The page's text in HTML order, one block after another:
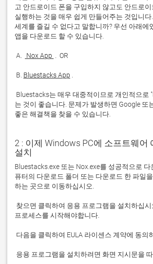
고 안드로이드 폰을 구입하지 않고도 안드로
실행하는 것을 매우 쉽게 만들어주는 것입니다
세계를 즐길 수 없다고 말합니까? 우선 아래에
A. Nox App
B. Bluestacks App
는 것이 좋습니다. 문제가 발생하면 Google 또
좋은 해결책을 찾을 수 있습니다.
2 : 이제 Windows PC에 소프트웨어
설치
Bluestacks.exe 또는 Nox.exe를 성공적으로 다
퓨터의 다운로드 폴더 또는 다운로드 한 파일